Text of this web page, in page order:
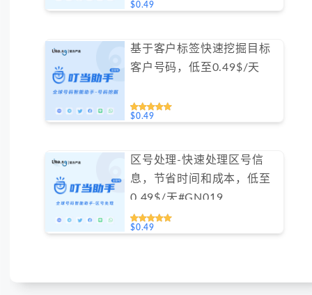
$0.49
基于客户标签快速挖掘目标
客户号码，低至0.49$/天
$0.49
区号处理-快速处理区号信
息，节省时间和成本，低至
0.49$/天#GN019
$0.49